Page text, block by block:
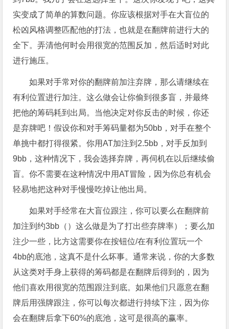
实变成了简单的算数问题。你应该根据对手在大盲位的
松凶风格调整匹配他的打法，也就是在翻牌前进行大的
全下。弄清他何时会用很宽的范围反加，然后适时对此
进行施压。
如果对手常对你的翻牌前加注弃牌，那么请继续在
有利位置进行加注。这么做会让你偷到很多盲，并最终
把他的筹码耗到出局。当他决定对你反击的时候，你还
是弃牌吧！假设你和对手筹码量都为50bb，对手在整个
单挑中都打得很紧。你用AT加注到2.5bb，对手反加到
9bb，这种情况下，我会选择弃牌，再伺机在以后继续偷
盲。你不需要在这种情况中用AT冒险，因为你总有机会
轻易地把这种对手慢慢吃掉让他出局。
如果对手经常在大盲位跟注，你可以要么在翻牌前
加注到约3bb（）这么做是为了打出些弃牌率）；要么加
注少一些，比方这需要你在按钮位/在有利位置玩一个
4bb的底池，这真不是什么坏事。通常来说，你的大多数
从这类对手身上获得的筹码都是在翻牌后得到的，因为
他们喜欢用很宽的范围跟注到底。如果他们只愿意在翻
牌后用强牌跟注，你可以每次都进行持续下注，因为你
会在翻牌后拿下60%的底池，这可是很高的赢率。